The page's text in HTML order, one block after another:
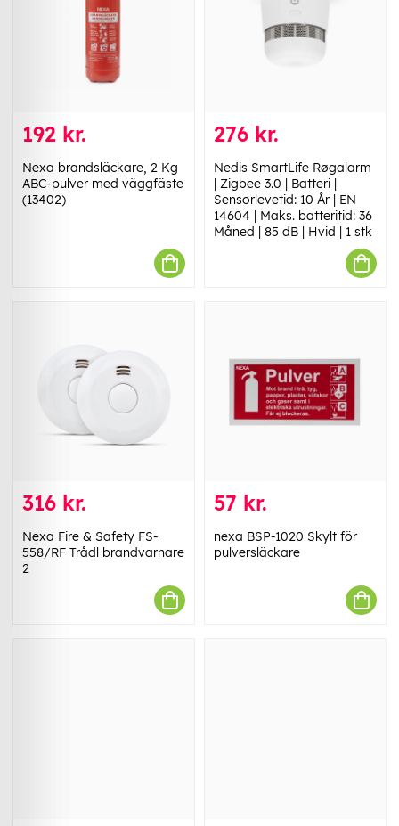
192 kr.
Nexa brandsläckare, 2 Kg
ABC-pulver med väggfäste
(13402)
276 kr.
Nedis SmartLife Røgalarm
| Zigbee 3.0 | Batteri |
Sensorlevetid: 10 År | EN
14604 | Maks. batteritid: 36
Måned | 85 dB | Hvid | 1 stk
316 kr.
Nexa Fire & Safety FS-
558/RF Trådl brandvarnare
2
57 kr.
nexa BSP-1020 Skylt för
pulversläckare